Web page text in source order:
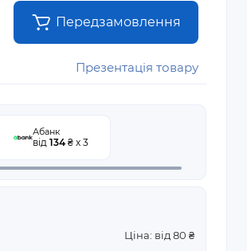
Передзамовлення
Презентація товару
Абанк
від 134 ₴ x 3
Ціна: від 80 ₴